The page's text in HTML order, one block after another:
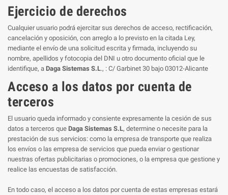
Ejercicio de derechos
Cualquier usuario podrá ejercitar sus derechos de acceso, rectificación,
cancelación y oposición, con arreglo a lo previsto en la citada Ley,
mediante el envío de una solicitud escrita y firmada, incluyendo su
nombre, apellidos y fotocopia del DNI u otro documento oficial que le
identifique, a Daga Sistemas S.L., : C/ Garbinet 30 bajo 03012-Alicante
Acceso a los datos por cuenta de
terceros
El usuario queda informado y consiente expresamente la cesión de sus
datos a terceros que Daga Sistemas S.L, determine o necesite para la
prestación de sus servicios: como la empresa de transporte que realiza
los envíos o las empresa de servicios que pueda enviar o gestionar
nuestras ofertas publicitarias o promociones, o la empresa que gestione y
realice las encuestas de satisfacción.
En todo caso, el acceso a los datos por cuenta de estas empresas estará